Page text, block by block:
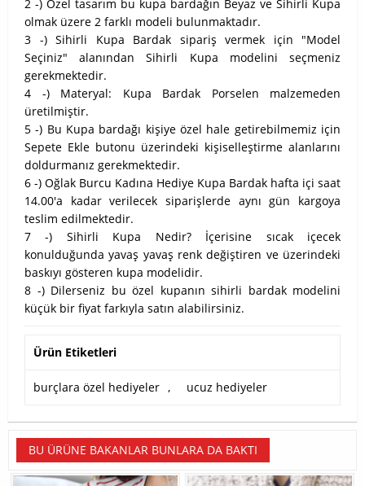
2 -) Özel tasarım bu kupa bardağın Beyaz ve Sihirli Kupa
olmak üzere 2 farklı modeli bulunmaktadır.
3 -) Sihirli Kupa Bardak sipariş vermek için "Model
Seçiniz" alanından Sihirli Kupa modelini seçmeniz
gerekmektedir.
4 -) Materyal: Kupa Bardak Porselen malzemeden
üretilmiştir.
5 -) Bu Kupa bardağı kişiye özel hale getirebilmemiz için
Sepete Ekle butonu üzerindeki kişiselleştirme alanlarını
doldurmanız gerekmektedir.
6 -) Oğlak Burcu Kadına Hediye Kupa Bardak hafta içi saat
14.00'a kadar verilecek siparişlerde aynı gün kargoya
teslim edilmektedir.
7 -) Sihirli Kupa Nedir? İçerisine sıcak içecek
konulduğunda yavaş yavaş renk değiştiren ve üzerindeki
baskıyı gösteren kupa modelidir.
8 -) Dilerseniz bu özel kupanın sihirli bardak modelini
küçük bir fiyat farkıyla satın alabilirsiniz.
Ürün Etiketleri
burçlara özel hediyeler , ucuz hediyeler
BU ÜRÜNE BAKANLAR BUNLARA DA BAKTI